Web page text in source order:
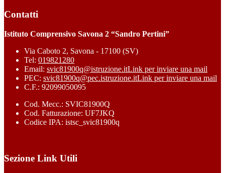
Contatti
Istituto Comprensivo Savona 2 “Sandro Pertini”
Via Caboto 2, Savona - 17100 (SV)
Tel: 019821280
Email: svic81900q@istruzione.itLink per inviare una mail
PEC: svic81900q@pec.istruzione.itLink per inviare una mail
C.F.: 92099050095
Cod. Mecc.: SVIC81900Q
Cod. Fatturazione: UF7JKQ
Codice IPA: istsc_svic81900q
Sezione Link Utili